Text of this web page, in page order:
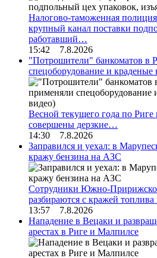
Налогово-таможенная
крупный канал поставки
работавший…
15:42 7.8.2026
"Потрошители" банкоматов в
спецоборудование и
Весной текущего года по
совершены дерзкие…
14:30 7.8.2026
Заправился и уехал: в
кражу бензина на АЗС
Сотрудники Южно-
разбираются с кражей
13:57 7.8.2026
Нападение в Вецаки и
арестах в Риге и Малпилсе